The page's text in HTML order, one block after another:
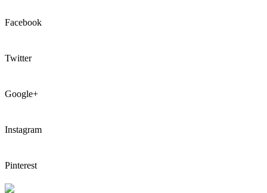
Facebook
Twitter
Google+
Instagram
Pinterest